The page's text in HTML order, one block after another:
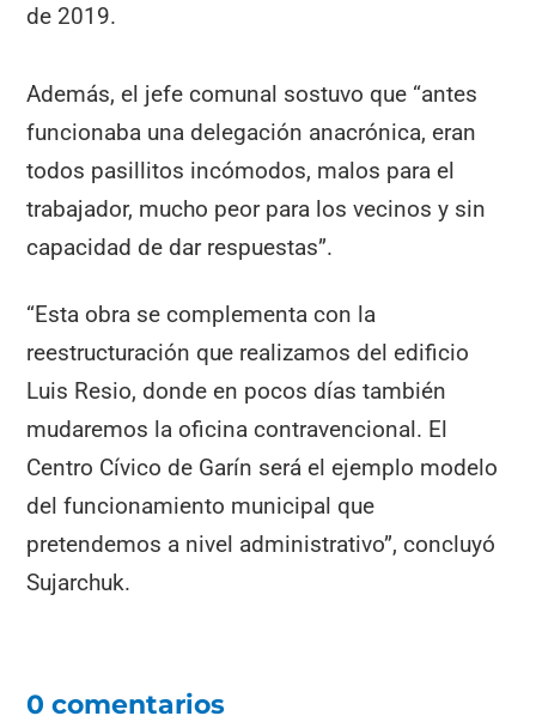
de 2019.
Además, el jefe comunal sostuvo que “antes
funcionaba una delegación anacrónica, eran
todos pasillitos incómodos, malos para el
trabajador, mucho peor para los vecinos y sin
capacidad de dar respuestas”.
“Esta obra se complementa con la
reestructuración que realizamos del edificio
Luis Resio, donde en pocos días también
mudaremos la oficina contravencional. El
Centro Cívico de Garín será el ejemplo modelo
del funcionamiento municipal que
pretendemos a nivel administrativo”, concluyó
Sujarchuk.
0 comentarios